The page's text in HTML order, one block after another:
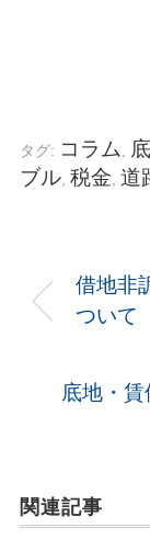
タグ: コラム
ブル, 税金 道
借地非
ついて
底地・
関連記事